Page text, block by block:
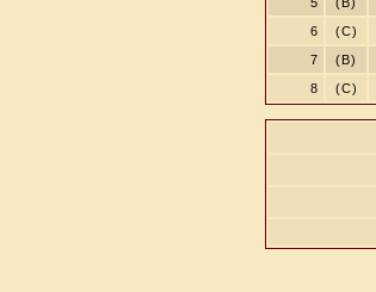
6
(C)
7
(B)
8
(C)